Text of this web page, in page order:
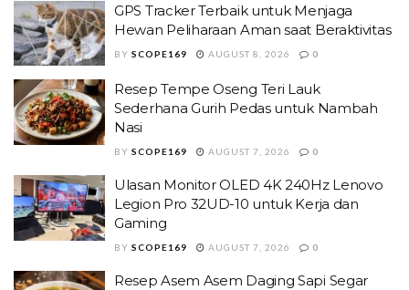
GPS Tracker Terbaik untuk Menjaga
Hewan Peliharaan Aman saat Beraktivitas
BY SCOPE169 AUGUST 8, 2026 0
Resep Tempe Oseng Teri Lauk
Sederhana Gurih Pedas untuk Nambah
Nasi
BY SCOPE169 AUGUST 7, 2026 0
Ulasan Monitor OLED 4K 240Hz Lenovo
Legion Pro 32UD-10 untuk Kerja dan
Gaming
BY SCOPE169 AUGUST 7, 2026 0
Resep Asem Asem Daging Sapi Segar